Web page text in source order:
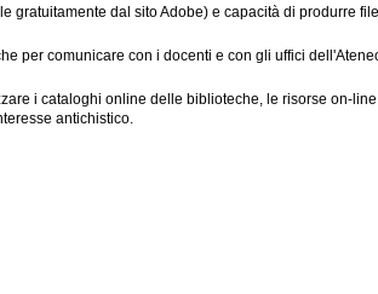
gratuitamente dal sito Adobe) e capacità di produrre
per comunicare con i docenti e con gli uffici
i cataloghi online delle biblioteche, le risorse on-line
antichistico.